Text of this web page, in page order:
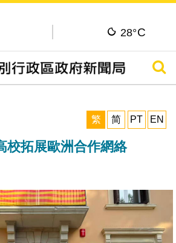
28°C
搜尋
繁
简 PT EN
校拓展歐洲合作網絡